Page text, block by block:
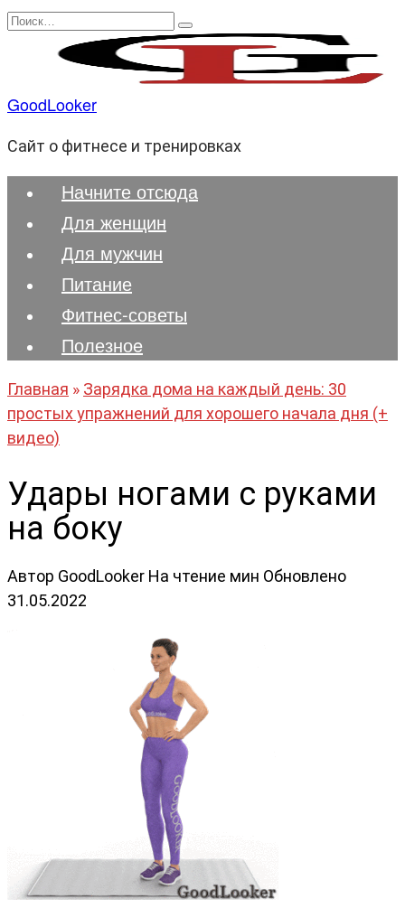
Перейти
содержанию
Search
GoodLooker
Сайт о фитнесе и тренировках
Начните отсюда
Для женщин
Для мужчин
Питание
Фитнес-советы
Полезноe
Главная » Зарядка дома на каждый день: 30
простых упражнений для хорошего начала дня (+
видео)
Удары ногами с руками
на боку
Автор GoodLooker На чтение мин Обновлено
31.05.2022